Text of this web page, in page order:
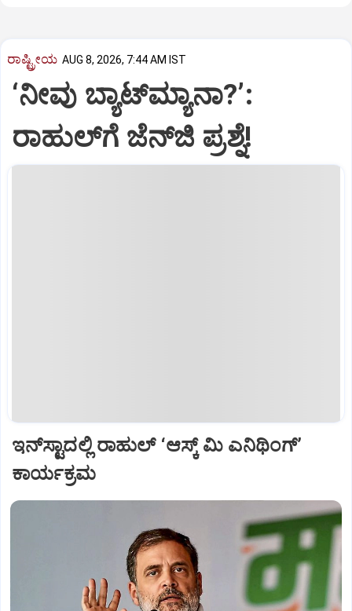
ರಾಷ್ಟ್ರೀಯ AUG 8, 2026, 7:44 AM IST
‘ನೀವು ಬ್ಯಾಟ್‌ಮ್ಯಾನಾ?’:
ರಾಹುಲ್‌ಗೆ ಜೆನ್‌ಜಿ ಪ್ರಶ್ನೆ!
ಇನ್‌ಸ್ಟಾದಲ್ಲಿ ರಾಹುಲ್ ‘ಆಸ್ಕ್‌ ಮಿ ಎನಿಥಿಂಗ್‌’
ಕಾರ್ಯಕ್ರಮ